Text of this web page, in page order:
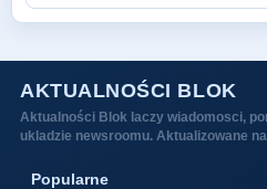
AKTUALNOŚCI BLOK
Aktualności Blok laczy wiadomosci,
ukladzie newsroomu. Aktualizowane
Popularne